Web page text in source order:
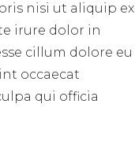
nisi ut aliquip ex
irure dolor in
cillum dolore eu
occaecat
qui officia